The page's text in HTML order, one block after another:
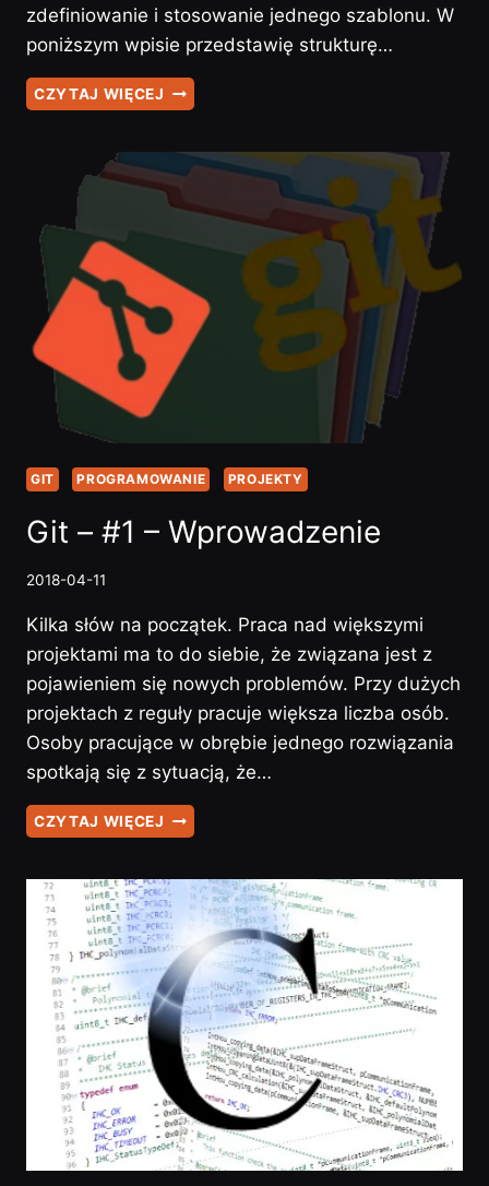
zdefiniowanie i stosowanie jednego szablonu. W
poniższym wpisie przedstawię strukturę…
CZYTAJ WIĘCEJ PRZEJRZYSTE
PROGRAMOWANIE
#3
STRUKTURA
GIT PROGRAMOWANIE PROJEKTY
Git – #1 – Wprowadzenie
2018-04-11
Kilka słów na początek. Praca nad większymi
projektami ma to do siebie, że związana jest z
pojawieniem się nowych problemów. Przy dużych
projektach z reguły pracuje większa liczba osób.
Osoby pracujące w obrębie jednego rozwiązania
spotkają się z sytuacją, że…
CZYTAJ WIĘCEJ GIT
–
–
WPROWADZENIE